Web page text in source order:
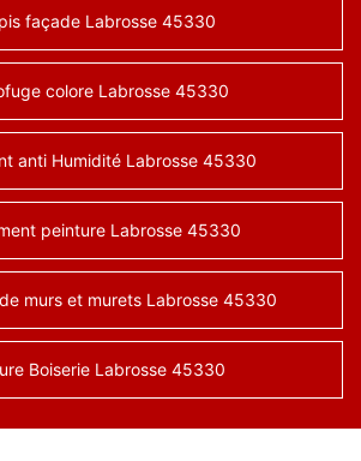
façade Labrosse 45330
colore Labrosse 45330
anti Humidité Labrosse 45330
peinture Labrosse 45330
murs et murets Labrosse 45330
Boiserie Labrosse 45330